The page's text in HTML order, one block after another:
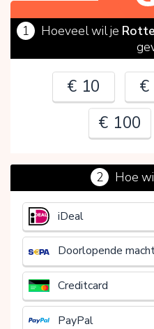
1 Hoeveel wil je
€ 10 €
€ 100
€
2 Hoe
iDeal
Doorlopende
Creditcard
PayPal